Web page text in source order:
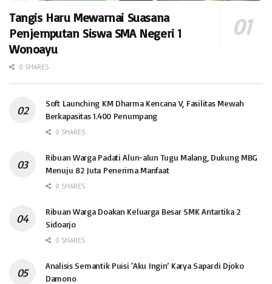
Tangis Haru Mewarnai Suasana
Penjemputan Siswa SMA Negeri 1
Wonoayu
0 SHARES
Soft Launching KM Dharma Kencana V, Fasilitas Mewah
Berkapasitas 1.400 Penumpang
0 SHARES
Ribuan Warga Padati Alun-alun Tugu Malang, Dukung MBG
Menuju 82 Juta Penerima Manfaat
0 SHARES
Ribuan Warga Doakan Keluarga Besar SMK Antartika 2
Sidoarjo
0 SHARES
Analisis Semantik Puisi ‘Aku Ingin’ Karya Sapardi Djoko
Damono